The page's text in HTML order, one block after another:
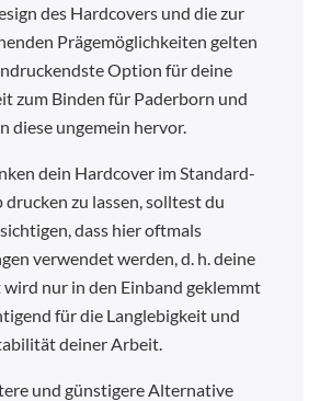
des Hardcovers und die zur
Prägemöglichkeiten gelten
Option für deine
zum Binden für Paderborn und
diese ungemein hervor.
dein Hardcover im Standard-
drucken zu lassen, solltest du
dass hier oftmals
verwendet werden, d. h. deine
nur in den Einband geklemmt
für die Langlebigkeit und
deiner Arbeit.
und günstigere Alternative